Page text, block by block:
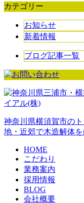
カテゴリー
お知らせ
新着情報
ブログ記事一覧
神奈川県横須賀市の
地・近郊で木造解体
HOME
こだわり
業務案内
採用情報
BLOG
会社概要